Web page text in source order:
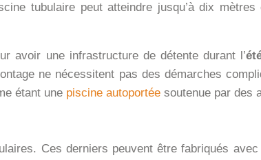
tubulaire peut atteindre jusqu’à dix
avoir une infrastructure de détente durant l’
ne nécessitent pas des démarches
étant une piscine autoportée soutenue par des
Ces derniers peuvent être fabriqués